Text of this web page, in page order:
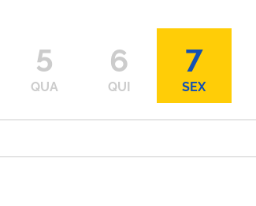
5
QUA
6
QUI
7
SEX